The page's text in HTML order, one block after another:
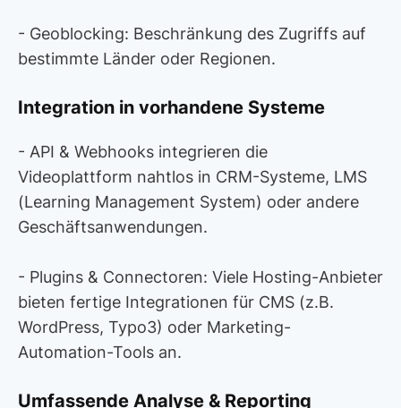
- Geoblocking: Beschränkung des Zugriffs auf
bestimmte Länder oder Regionen.
Integration in vorhandene Systeme
- API & Webhooks integrieren die
Videoplattform nahtlos in CRM-Systeme, LMS
(Learning Management System) oder andere
Geschäftsanwendungen.
- Plugins & Connectoren: Viele Hosting-Anbieter
bieten fertige Integrationen für CMS (z.B.
WordPress, Typo3) oder Marketing-
Automation-Tools an.
Umfassende Analyse & Reporting